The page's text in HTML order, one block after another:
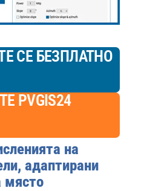
СЕ БЕЗПЛАТНО
PVGIS24
на
адаптирани
място